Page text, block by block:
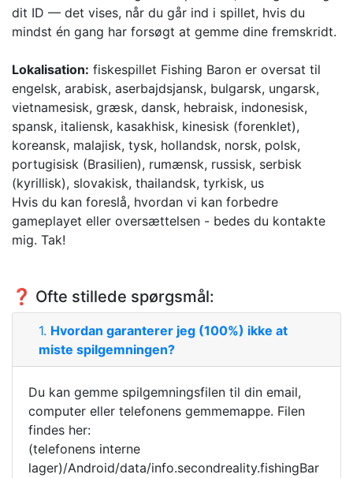
dit ID — det vises, når du går ind i spillet, hvis du
mindst én gang har forsøgt at gemme dine fremskridt.
Lokalisation: fiskespillet Fishing Baron er oversat til
engelsk, arabisk, aserbajdsjansk, bulgarsk, ungarsk,
vietnamesisk, græsk, dansk, hebraisk, indonesisk,
spansk, italiensk, kasakhisk, kinesisk (forenklet),
koreansk, malajisk, tysk, hollandsk, norsk, polsk,
portugisisk (Brasilien), rumænsk, russisk, serbisk
(kyrillisk), slovakisk, thailandsk, tyrkisk, us
Hvis du kan foreslå, hvordan vi kan forbedre
gameplayet eller oversættelsen - bedes du kontakte
mig. Tak!
❓ Ofte stillede spørgsmål:
1. Hvordan garanterer jeg (100%) ikke at
miste spilgemningen?
Du kan gemme spilgemningsfilen til din email,
computer eller telefonens gemmemappe. Filen
findes her:
(telefonens interne
lager)/Android/data/info.secondreality.fishingBar